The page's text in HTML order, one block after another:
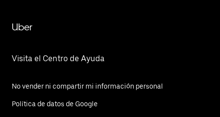
Uber
Visita el Centro de Ayuda
No vender ni compartir mi información personal
Política de datos de Google